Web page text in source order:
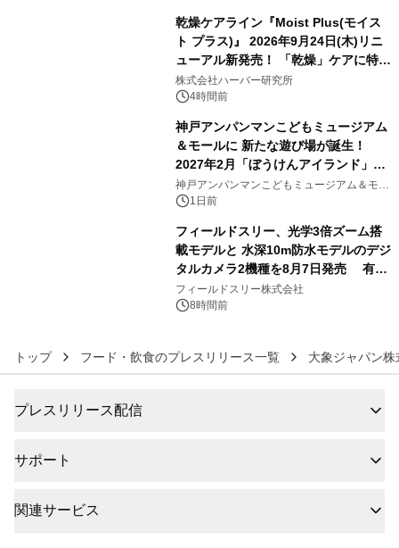
乾燥ケアライン『Moist Plus(モイス
ト プラス)』 2026年9月24日(木)リニ
ューアル新発売！ 「乾燥」ケアに特化
し、ライン使いで潤いに満ちた肌へ
株式会社ハーバー研究所
4時間前
神戸アンパンマンこどもミュージアム
＆モールに 新たな遊び場が誕生！
2027年2月「ぼうけんアイランド」が
オープン
神戸アンパンマンこどもミュージアム＆モー
ル 1日前
フィールドスリー、光学3倍ズーム搭
載モデルと 水深10m防水モデルのデジ
タルカメラ2機種を8月7日発売 有効
約1300万画素、用途別に選べるコンデ
ジ新登場
フィールドスリー株式会社
8時間前
トップ フード・飲食のプレスリリース一覧 大象ジャパン株
プレスリリース配信
サポート
関連サービス